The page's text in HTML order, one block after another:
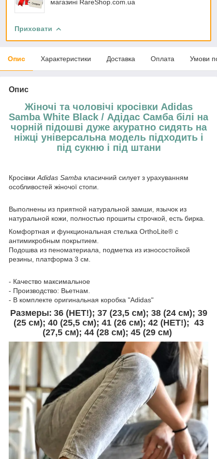
магазині RareShop.com.ua
Приховати
Опис Характеристики Доставка Оплата Умови
Опис
Жіночі та чоловічі кросівки Adidas
Samba White Black / Адідас Самба білі на
чорній підошві дуже акуратно сидять на
ніжці універсальна модель підходить і
під сукню і під штани
КросівкиAdidas Samba класичний силует з урахуванням
особливостей жіночої стопи.
Выполнены из приятной натуральной замши, язычок из
натуральной кожи, полностью прошиты строчкой, есть бирка.
Комфортная и функциональная стелька OrthoLite® с
антимикробным покрытием.
Подошва из пеноматериала, подметка из износостойкой
резины, платформа 3 см.
- Качество максимальное
- Производство: Вьетнам.
- В комплекте оригинальная коробка "Adidas"
Размеры: 36 (НЕТ!); 37 (23,5 см); 38 (24 см); 39
(25 см); 40 (25,5 см); 41 (26 см); 42 (НЕТ!); 43
(27,5 см); 44 (28 см); 45 (29 см)